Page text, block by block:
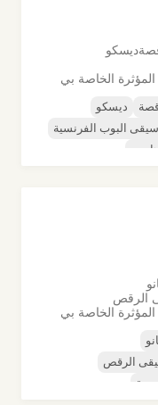
ديسكو
الخاصة بي
ديسكو
البوب الفرنسية
الرقص
الخاصة بي
الرقص